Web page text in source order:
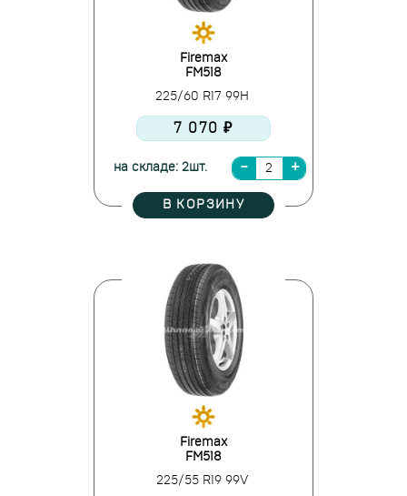
Firemax
FM518
225/60 R17 99H
7 070 ₽
на складе: 2шт.
В КОРЗИНУ
Firemax
FM518
225/55 R19 99V